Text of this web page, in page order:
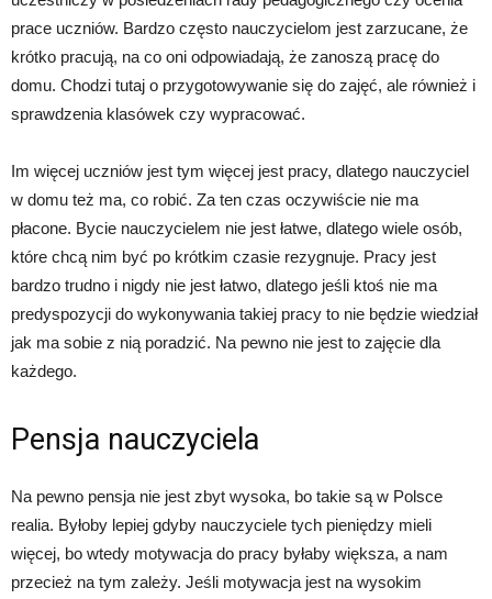
prace uczniów. Bardzo często nauczycielom jest zarzucane, że
krótko pracują, na co oni odpowiadają, że zanoszą pracę do
domu. Chodzi tutaj o przygotowywanie się do zajęć, ale również i
sprawdzenia klasówek czy wypracować.
Im więcej uczniów jest tym więcej jest pracy, dlatego nauczyciel
w domu też ma, co robić. Za ten czas oczywiście nie ma
płacone. Bycie nauczycielem nie jest łatwe, dlatego wiele osób,
które chcą nim być po krótkim czasie rezygnuje. Pracy jest
bardzo trudno i nigdy nie jest łatwo, dlatego jeśli ktoś nie ma
predyspozycji do wykonywania takiej pracy to nie będzie wiedział
jak ma sobie z nią poradzić. Na pewno nie jest to zajęcie dla
każdego.
Pensja nauczyciela
Na pewno pensja nie jest zbyt wysoka, bo takie są w Polsce
realia. Byłoby lepiej gdyby nauczyciele tych pieniędzy mieli
więcej, bo wtedy motywacja do pracy byłaby większa, a nam
przecież na tym zależy. Jeśli motywacja jest na wysokim